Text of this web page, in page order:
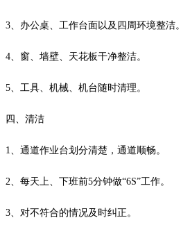
3、办公桌、工作台面以及四周环境整洁。
4、窗、墙壁、天花板干净整洁。
5、工具、机械、机台随时清理。
四、清洁
1、通道作业台划分清楚，通道顺畅。
2、每天上、下班前5分钟做“6S”工作。
3、对不符合的情况及时纠正。